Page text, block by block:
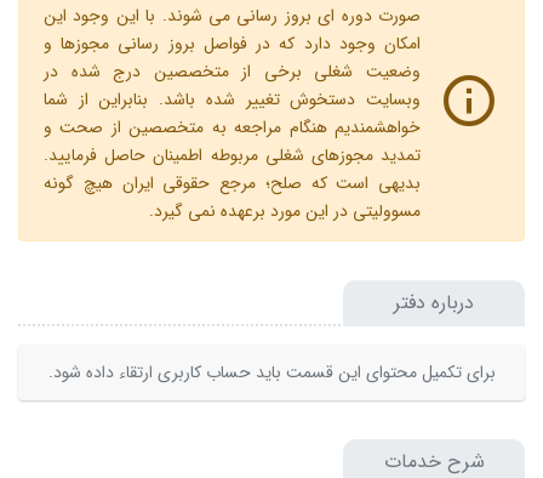
صورت دوره ای بروز رسانی می شوند. با این وجود این
امکان وجود دارد که در فواصل بروز رسانی مجوزها و
وضعیت شغلی برخی از متخصصین درج شده در
وبسایت دستخوش تغییر شده باشد. بنابراین از شما
خواهشمندیم هنگام مراجعه به متخصصین از صحت و
تمدید مجوزهای شغلی مربوطه اطمینان حاصل فرمایید.
بدیهی است که صلح؛ مرجع حقوقی ایران هیچ گونه
مسوولیتی در این مورد برعهده نمی گیرد.
درباره دفتر
برای تکمیل محتوای این قسمت باید حساب کاربری ارتقاء داده شود.
شرح خدمات